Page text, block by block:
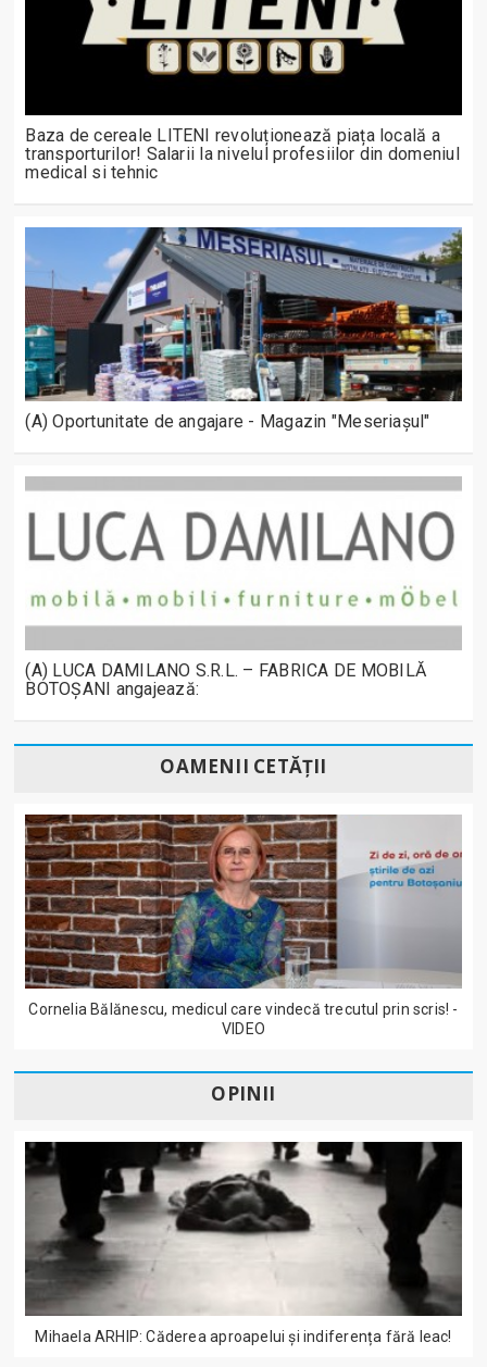
Baza de cereale LITENI revoluționează piața locală a
transporturilor! Salarii la nivelul profesiilor din domeniul
medical si tehnic
(A) Oportunitate de angajare - Magazin "Meseriașul"
(A) LUCA DAMILANO S.R.L. – FABRICA DE MOBILĂ
BOTOȘANI angajează:
OAMENII CETĂȚII
Cornelia Bălănescu, medicul care vindecă trecutul prin scris! -
VIDEO
OPINII
Mihaela ARHIP: Căderea aproapelui și indiferența fără leac!